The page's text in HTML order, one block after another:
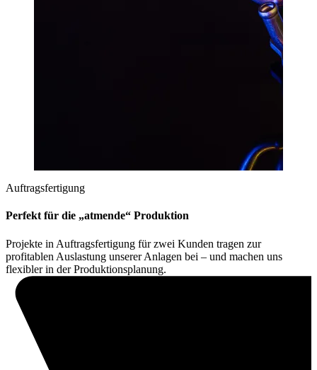
Auftragsfertigung
Perfekt für die „atmende“ Produktion
Projekte in Auftragsfertigung für zwei Kunden tragen zur
profitablen Auslastung unserer Anlagen bei – und machen uns
flexibler in der Produktionsplanung.